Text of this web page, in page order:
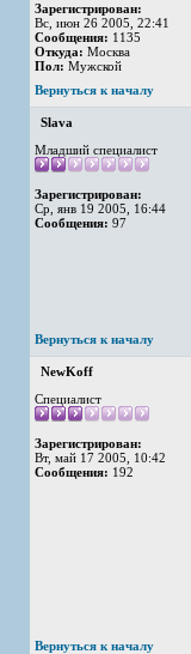
Зарегистрирован:
Вс, июн 26 2005, 22:41
Сообщения: 1135
Откуда: Москва
Пол: Мужской
Вернуться к началу
Slava
Младший специалист
Зарегистрирован:
Ср, янв 19 2005, 16:44
Сообщения: 97
Вернуться к началу
NewKoff
Специалист
Зарегистрирован:
Вт, май 17 2005, 10:42
Сообщения: 192
Вернуться к началу